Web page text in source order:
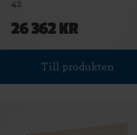
42
26 362 KR
Till produkten